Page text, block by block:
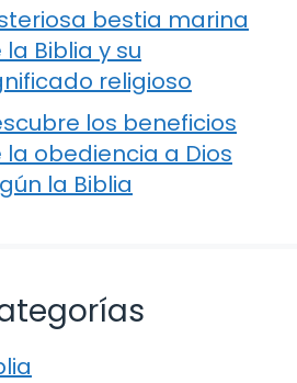
bestia marina
la Biblia y su
religioso
los beneficios
la obediencia a Dios
la Biblia